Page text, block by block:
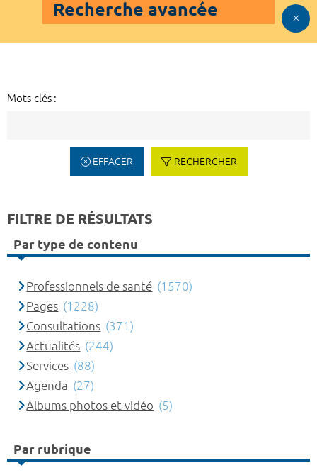
Recherche avancée
Mots-clés :
EFFACER RECHERCHER
FILTRE DE RÉSULTATS
Par type de contenu
Professionnels de santé (1570)
Pages (1228)
Consultations (371)
Actualités (244)
Services (88)
Agenda (27)
Albums photos et vidéo (5)
Par rubrique